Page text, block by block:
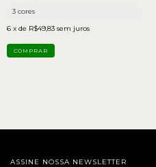
3 cores
6 x de R$49,83 sem juros
COMPRAR
ASSINE NOSSA NEWSLETTER